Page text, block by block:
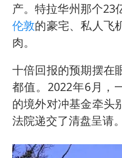
产。特拉华州那个23
伦敦的豪宅、私人飞
肉。
十倍回报的预期摆在
都值。2022年6月，
的境外对冲基金牵头
法院递交了清盘呈请。